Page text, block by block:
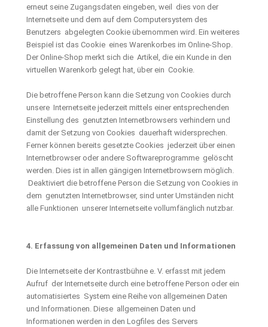
erneut seine Zugangsdaten eingeben, weil dies von der
Internetseite und dem auf dem Computersystem des
Benutzers abgelegten Cookie übernommen wird. Ein weiteres
Beispiel ist das Cookie eines Warenkorbes im Online-Shop.
Der Online-Shop merkt sich die Artikel, die ein Kunde in den
virtuellen Warenkorb gelegt hat, über ein Cookie.
Die betroffene Person kann die Setzung von Cookies durch
unsere Internetseite jederzeit mittels einer entsprechenden
Einstellung des genutzten Internetbrowsers verhindern und
damit der Setzung von Cookies dauerhaft widersprechen.
Ferner können bereits gesetzte Cookies jederzeit über einen
Internetbrowser oder andere Softwareprogramme gelöscht
werden. Dies ist in allen gängigen Internetbrowsern möglich.
Deaktiviert die betroffene Person die Setzung von Cookies in
dem genutzten Internetbrowser, sind unter Umständen nicht
alle Funktionen unserer Internetseite vollumfänglich nutzbar.
4. Erfassung von allgemeinen Daten und Informationen
Die Internetseite der Kontrastbühne e. V. erfasst mit jedem
Aufruf der Internetseite durch eine betroffene Person oder ein
automatisiertes System eine Reihe von allgemeinen Daten
und Informationen. Diese allgemeinen Daten und
Informationen werden in den Logfiles des Servers